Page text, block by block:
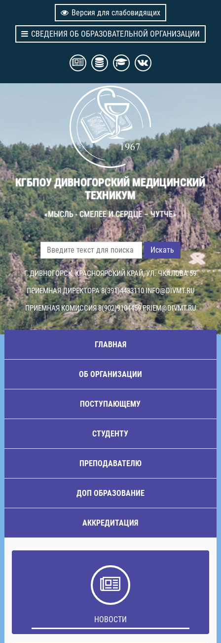
Версия для слабовидящих
СВЕДЕНИЯ ОБ ОБРАЗОВАТЕЛЬНОЙ ОРГАНИЗАЦИИ
КГБПОУ ДИВНОГОРСКИЙ МЕДИЦИНСКИЙ
ТЕХНИКУМ
«МЫСЛЬ - СМЕЛЕЕ И СЕРДЦЕ – ЧУТЧЕ»
Искать
Г. ДИВНОГОРСК, КРАСНОЯРСКИЙ КРАЙ, УЛ. ЧКАЛОВА 59
ПРИЕМНАЯ ДИРЕКТОРА 8(391)4433110INFO@DIVMT.RU
ПРИЕМНАЯ КОМИССИЯ 8(902)9104459PRIEM@DIVMT.RU
ГЛАВНАЯ
ОБ ОРГАНИЗАЦИИ
ПОСТУПАЮЩЕМУ
СТУДЕНТУ
ПРЕПОДАВАТЕЛЮ
ДОП ОБРАЗОВАНИЕ
АККРЕДИТАЦИЯ
НОВОСТИ